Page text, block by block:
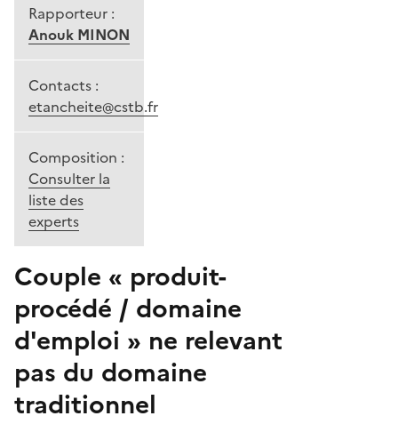
Rapporteur :
Anouk MINON
Contacts :
etancheite@cstb.fr
Composition :
Consulter la
liste des
experts
Couple « produit-
procédé / domaine
d'emploi » ne relevant
pas du domaine
traditionnel